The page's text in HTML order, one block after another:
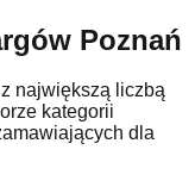
Poznań
największą liczbą
kategorii
dla